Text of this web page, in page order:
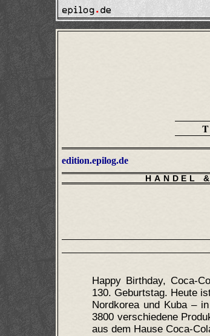
edition.epilog.de
HANDEL
Happy Birthday, Coca-
130. Geburtstag. Heute
Nordkorea und Kuba –
3800 verschiedene
aus dem Hause Coca-